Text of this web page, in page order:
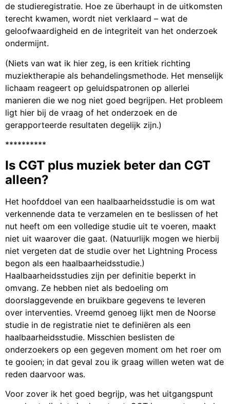
de studieregistratie. Hoe ze überhaupt in de uitkomsten
terecht kwamen, wordt niet verklaard – wat de
geloofwaardigheid en de integriteit van het onderzoek
ondermijnt.
(Niets van wat ik hier zeg, is een kritiek richting
muziektherapie als behandelingsmethode. Het menselijk
lichaam reageert op geluidspatronen op allerlei
manieren die we nog niet goed begrijpen. Het probleem
ligt hier bij de vraag of het onderzoek en de
gerapporteerde resultaten degelijk zijn.)
**********
Is CGT plus muziek beter dan CGT
alleen?
Het hoofddoel van een haalbaarheidsstudie is om wat
verkennende data te verzamelen en te beslissen of het
nut heeft om een volledige studie uit te voeren, maakt
niet uit waarover die gaat. (Natuurlijk mogen we hierbij
niet vergeten dat de studie over het Lightning Process
begon als een haalbaarheidsstudie.)
Haalbaarheidsstudies zijn per definitie beperkt in
omvang. Ze hebben niet als bedoeling om
doorslaggevende en bruikbare gegevens te leveren
over interventies. Vreemd genoeg lijkt men de Noorse
studie in de registratie niet te definiëren als een
haalbaarheidsstudie. Misschien beslisten de
onderzoekers op een gegeven moment om het roer om
te gooien; in dat geval zou ik graag willen weten wat de
reden daarvoor was.
Voor zover ik het goed begrijp, was het uitgangspunt